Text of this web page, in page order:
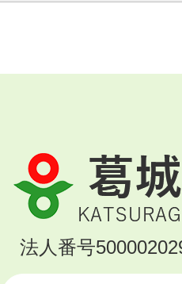
葛
城
市
KATSURAGI
法人番号